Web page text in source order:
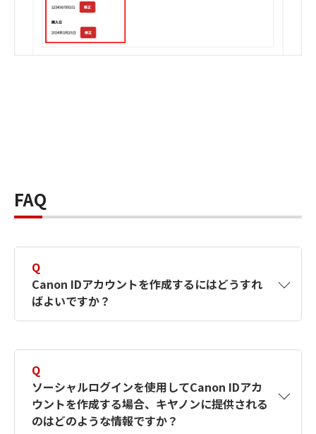
FAQ
Q
Canon IDアカウントを作成するにはどうすれ
ばよいですか？
す。詳しい作成方法は【カメラ】Canon IDとは
何ですか？Canon IDの作成方法は？をご確認く
ださい。
Q
ソーシャルログインを使用してCanon IDアカ
ウントを作成する場合、キヤノンに提供される
のはどのような情報ですか？